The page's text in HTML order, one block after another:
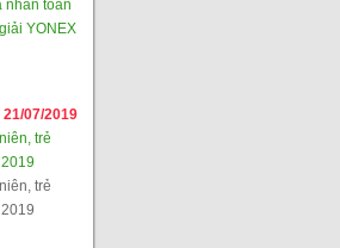
nhân toàn
YONEX
21/07/2019
trẻ
trẻ